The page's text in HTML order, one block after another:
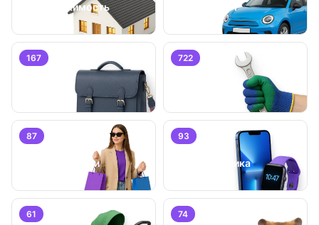
Недвижимость Транспорт
167 722
87
Личные вещи
93
Электроника
61 74